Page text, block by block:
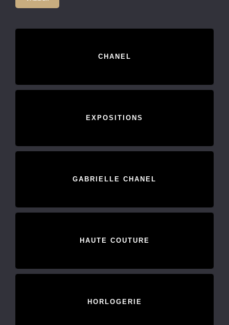
CHANEL
EXPOSITIONS
GABRIELLE CHANEL
HAUTE COUTURE
HORLOGERIE